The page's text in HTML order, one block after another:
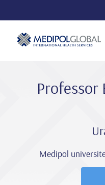
Professor
Medipol